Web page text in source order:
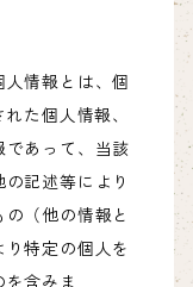
情報とは、個
た個人情報、
あって、当該
記述等により
（他の情報と
特定の個人を
含みま